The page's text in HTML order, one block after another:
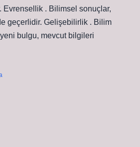
Evrensellik . Bilimsel sonuçlar,
geçerlidir. Gelişebilirlik . Bilim
bulgu, mevcut bilgileri